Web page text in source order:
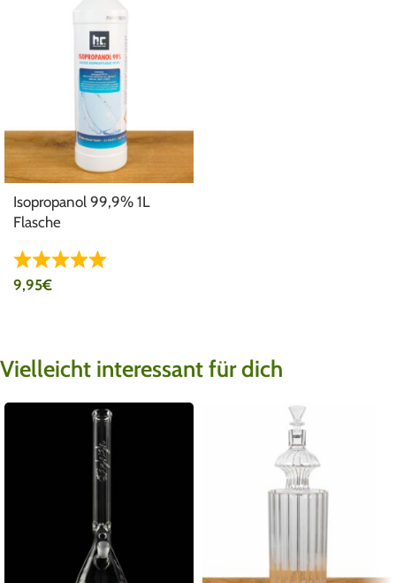
Isopropanol 99,9% 1L
Flasche
9,95€
Vielleicht interessant für dich